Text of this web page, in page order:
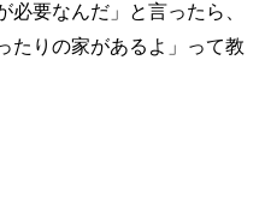
要なんだ」と言ったら、
たりの家があるよ」って教